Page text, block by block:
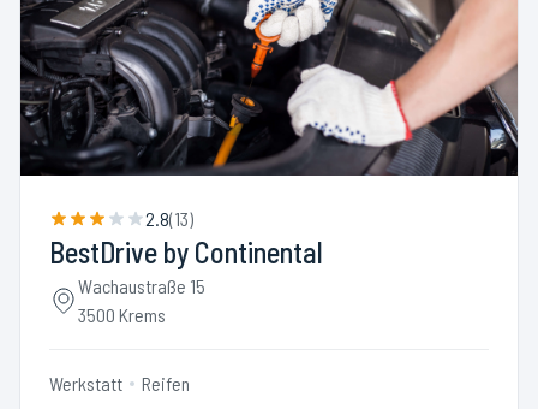
2.8(13)
BestDrive by Continental
Wachaustraße 15
3500 Krems
Werkstatt Reifen